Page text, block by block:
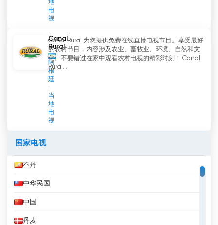
地
电
视
Canal
Rural
阿
根
廷
当
地
电
视
Canal Rural 为您提供免费在线直播电视节目。享受最好
的农村节目，内容涉及农业、畜牧业、环境、自然和文
化。不要错过在家中观看农村电视的精彩时刻！ Canal
Rural...
国家电视
不丹
中华民国
中国
丹麦